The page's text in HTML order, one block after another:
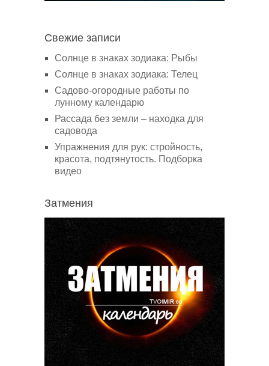
Свежие записи
Солнце в знаках зодиака: Рыбы
Солнце в знаках зодиака: Телец
Садово-огородные работы по
лунному календарю
Рассада без земли – находка для
садовода
Упражнения для рук: стройность,
красота, подтянутость. Подборка
видео
Затмения